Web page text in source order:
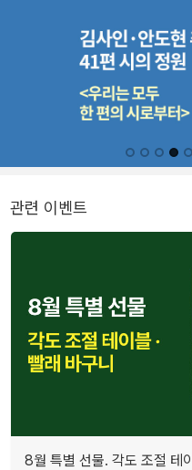
관련 이벤트
8월 특별 선물. 각도 조절 테